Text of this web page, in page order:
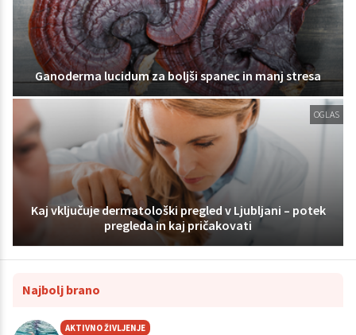
Ganoderma lucidum za boljši spanec in manj stresa
OGLAS
Kaj vključuje dermatološki pregled v Ljubljani – potek
pregleda in kaj pričakovati
Najbolj brano
AKTIVNO ŽIVLJENJE